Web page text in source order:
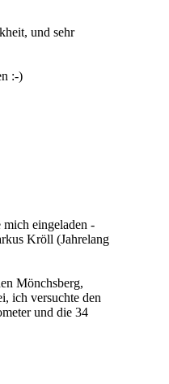
und sehr
:-)
eingeladen -
Kröll (Jahrelang
Mönchsberg,
ich versuchte den
und die 34